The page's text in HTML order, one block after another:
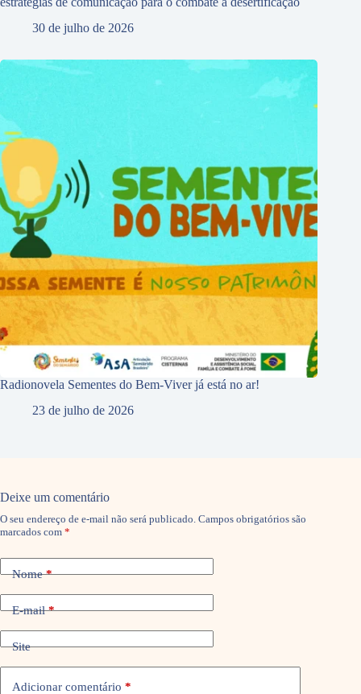
30 de julho de 2026
Radionovela Sementes do Bem-Viver já está no ar!
23 de julho de 2026
Deixe um comentário
O seu endereço de e-mail não será publicado. Campos obrigatórios são
marcados com *
Nome*
E-mail*
Site
Adicionar comentário *